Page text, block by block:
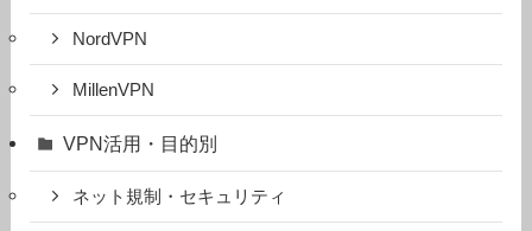
NordVPN
MillenVPN
VPN活用・目的別
ネット規制・セキュリティ